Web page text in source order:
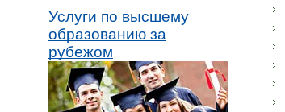
Услуги по высшему
образованию за
рубежом